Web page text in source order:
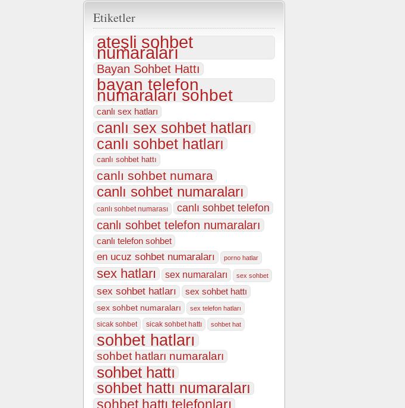
Etiketler
ateşli sohbet
numaraları
Bayan Sohbet Hattı
bayan telefon
numaraları sohbet
canlı sex hatları
canlı sex sohbet hatları
canlı sohbet hatları
canlı sohbet hattı
canlı sohbet numara
canlı sohbet numaraları
canlı sohbet numarası canlı sohbet telefon
canlı sohbet telefon numaraları
canlı telefon sohbet
en ucuz sohbet numaraları porno hatlar
sex hatları sex numaraları sex sohbet
sex sohbet hatları
sex sohbet hattı
sex sohbet numaraları
sex telefon hatları
sicak sohbet sicak sohbet hattı sohbet hat
sohbet hatları
sohbet hatları numaraları
sohbet hattı
sohbet hattı numaraları
sohbet hattı telefonları